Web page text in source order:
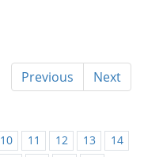
Previous Next
10 11 12 13
14